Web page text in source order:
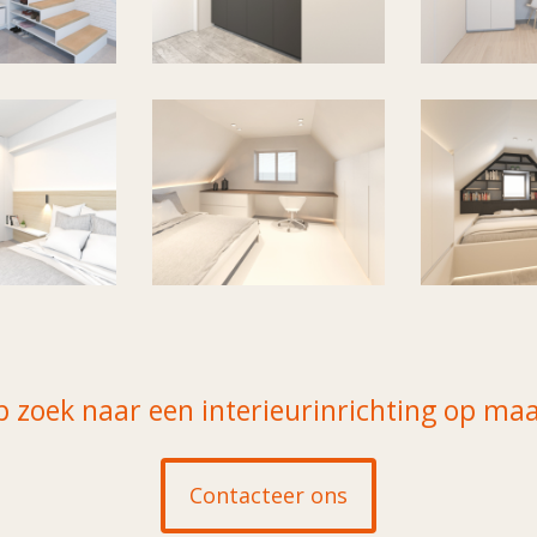
zoek naar een interieurinrichting op
Contacteer ons